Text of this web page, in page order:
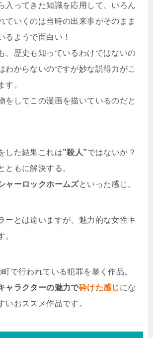
入ってきた知識を応用して、いろん
ていくのは当時の出来事がそのまま
るようで面白い！
、歴史も知っているわけではないの
わからないのですが妙な説得力がこ
す。
をしてこの漫画を描いているのだと
した結果これは”殺人”ではないか？
ともに解決する。
ャーロックホームズといった感じ。
ーとは違いますが、魅力的な女性キ
。
で行われている犯罪を暴く作品。
ャラクターの魅力で砕けた感じにな
いおススメ作品です。